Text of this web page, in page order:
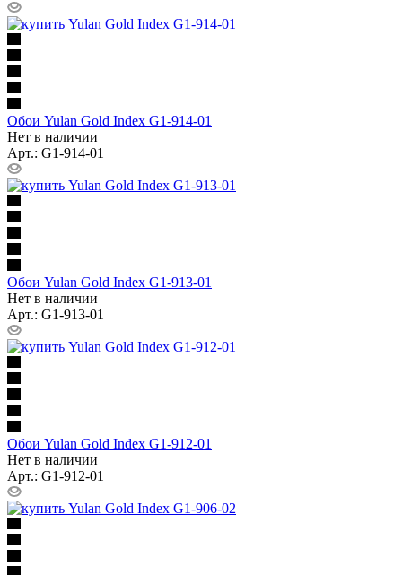
Обои Yulan Gold Index G1-914-01
Нет в наличии
Арт.: G1-914-01
Обои Yulan Gold Index G1-913-01
Нет в наличии
Арт.: G1-913-01
Обои Yulan Gold Index G1-912-01
Нет в наличии
Арт.: G1-912-01